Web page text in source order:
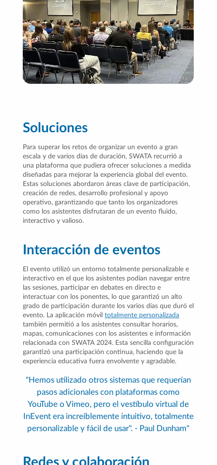
Soluciones
Para superar los retos de organizar un evento a gran
escala y de varios días de duración, SWATA recurrió a
una plataforma que pudiera ofrecer soluciones a medida
diseñadas para mejorar la experiencia global del evento.
Estas soluciones abordaron áreas clave de participación,
creación de redes, desarrollo profesional y apoyo
operativo, garantizando que tanto los organizadores
como los asistentes disfrutaran de un evento fluido,
interactivo y valioso.
Interacción de eventos
El evento utilizó un entorno totalmente personalizable e
interactivo en el que los asistentes podían navegar entre
las sesiones, participar en debates en directo e
interactuar con los ponentes, lo que garantizó un alto
grado de participación durante los varios días que duró el
evento. La aplicación móviltotalmente personalizada
también permitió a los asistentes consultar horarios,
mapas, comunicaciones con los asistentes e información
relacionada con SWATA 2024. Esta sencilla configuración
garantizó una participación continua, haciendo que la
experiencia educativa fuera envolvente y agradable.
"Hemos utilizado otros sistemas que requerían
pasos adicionales con plataformas como
YouTube o Vimeo, pero el vestíbulo virtual de
InEvent era increíblemente intuitivo, totalmente
personalizable y fácil de usar". - Paul Dunham"
Redes y colaboración